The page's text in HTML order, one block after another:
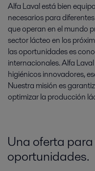
Alfa Laval está bien
necesarios para
que operan en el mundo
sector lácteo en los
las oportunidades es
internacionales. Alfa
higiénicos innovadores,
Nuestra misión es
optimizar la producción
Una oferta
oportunidades.